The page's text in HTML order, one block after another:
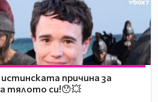
причина за
тялото си!😯💥